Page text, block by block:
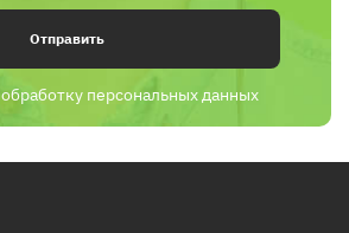
Отправить
обработку персональных данных